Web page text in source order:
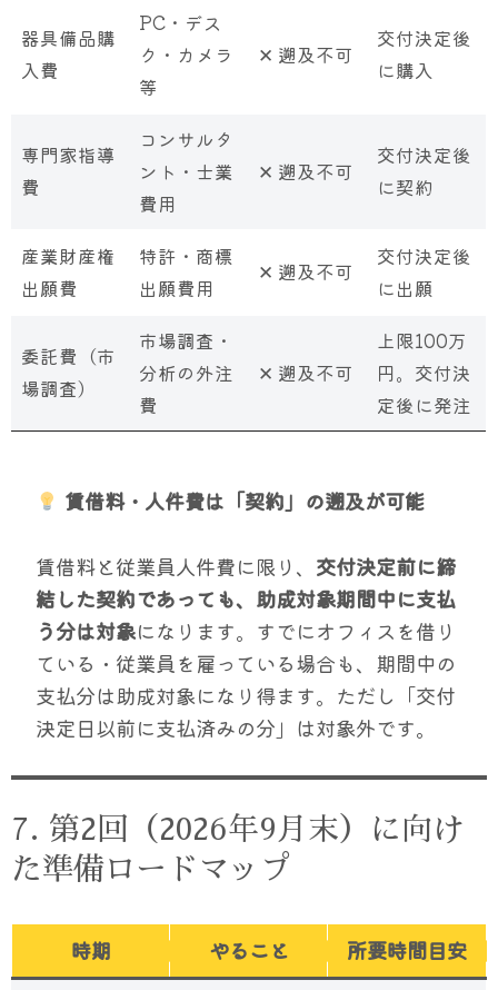
器具備品購
入費
PC・デス
ク・カメラ
等
✕ 遡及不可
交付決定後
に購入
専門家指導
費
コンサルタ
ント・士業
費用
✕ 遡及不可
交付決定後
に契約
産業財産権
出願費
特許・商標
出願費用
✕ 遡及不可
交付決定後
に出願
委託費（市
場調査）
市場調査・
分析の外注
費
✕ 遡及不可
上限100万
円。交付決
定後に発注
賃借料・人件費は「契約」の遡及が可能
賃借料と従業員人件費に限り、 交付決定前に締
結した契約であっても、助成対象期間中に支払
う分は対象になります。すでにオフィスを借り
ている・従業員を雇っている場合も、期間中の
支払分は助成対象になり得ます。ただし「交付
決定日以前に支払済みの分」は対象外です。
7. 第2回（2026年9月末）に向け
た準備ロードマップ
時期 やること 所要時間目安